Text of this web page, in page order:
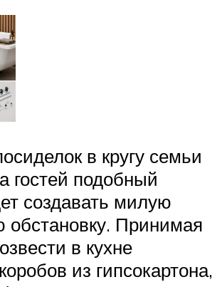
в кругу семьи
гостей подобный
создавать милую
Принимая
в кухне
из гипсокартона,